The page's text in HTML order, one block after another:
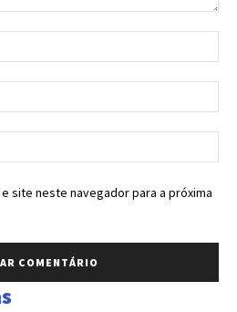
site neste navegador para a próxima